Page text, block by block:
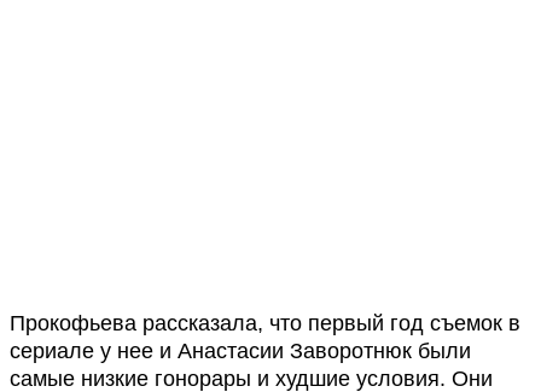
Прокофьева рассказала, что первый год съемок в
сериале у нее и Анастасии Заворотнюк были
самые низкие гонорары и худшие условия. Они